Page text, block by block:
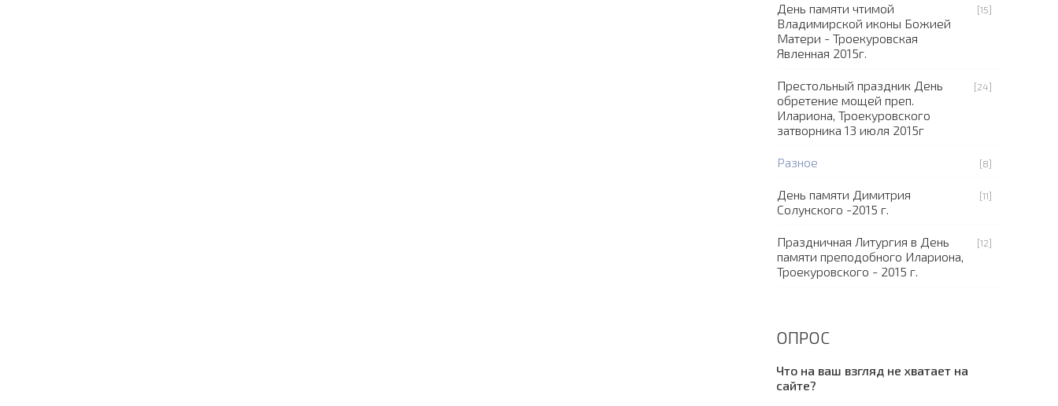
День памяти чтимой
Владимирской иконы Божией
Матери - Троекуровская
Явленная 2015г.
[15]
Престольный праздник День
обретение мощей преп.
Илариона, Троекуровского
затворника 13 июля 2015г
[24]
Разное [8]
День памяти Димитрия
Солунского -2015 г.
[11]
Праздничная Литургия в День
памяти преподобного Илариона,
Троекуровского - 2015 г.
[12]
ОПРОС
Что на ваш взгляд не хватает на
сайте?